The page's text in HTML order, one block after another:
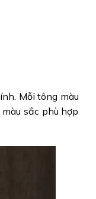
Mỗi tông màu
sắc phù hợp